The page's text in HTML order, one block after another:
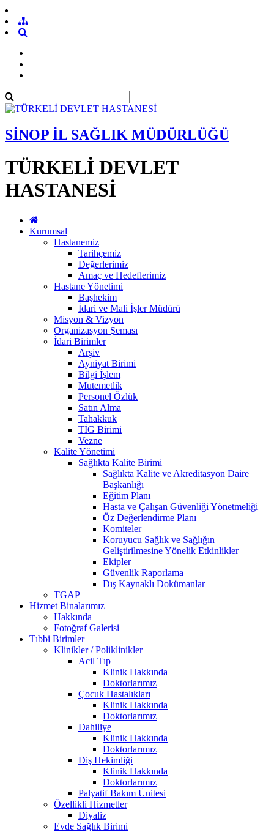
SİNOP İL SAĞLIK MÜDÜRLÜĞÜ
TÜRKELİ DEVLET
HASTANESİ
Kurumsal
Hastanemiz
Tarihçemiz
Değerlerimiz
Amaç ve Hedeflerimiz
Hastane Yönetimi
Başhekim
İdari ve Mali İşler Müdürü
Misyon & Vizyon
Organizasyon Şeması
İdari Birimler
Arşiv
Ayniyat Birimi
Bilgi İşlem
Mutemetlik
Personel Özlük
Satın Alma
Tahakkuk
TİG Birimi
Vezne
Kalite Yönetimi
Sağlıkta Kalite Birimi
Sağlıkta Kalite ve Akreditasyon Daire
Başkanlığı
Eğitim Planı
Hasta ve Çalışan Güvenliği Yönetmeliği
Öz Değerlendirme Planı
Komiteler
Koruyucu Sağlık ve Sağlığın
Geliştirilmesine Yönelik Etkinlikler
Ekipler
Güvenlik Raporlama
Dış Kaynaklı Dokümanlar
TGAP
Hizmet Binalarımız
Hakkında
Fotoğraf Galerisi
Tıbbi Birimler
Klinikler / Poliklinikler
Acil Tıp
Klinik Hakkında
Doktorlarımız
Çocuk Hastalıkları
Klinik Hakkında
Doktorlarımız
Dahiliye
Klinik Hakkında
Doktorlarımız
Diş Hekimliği
Klinik Hakkında
Doktorlarımız
Palyatif Bakım Ünitesi
Özellikli Hizmetler
Diyaliz
Evde Sağlık Birimi